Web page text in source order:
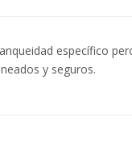
específico
y seguros.